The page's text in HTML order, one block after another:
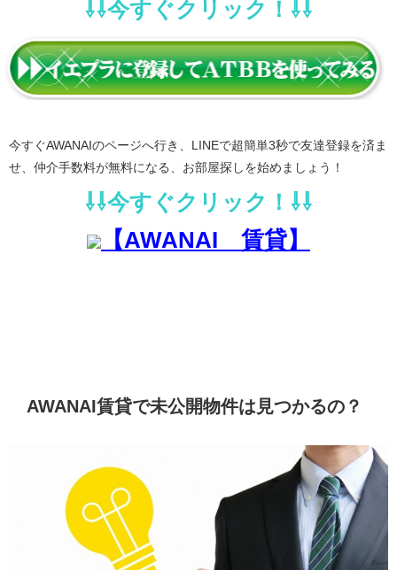
⇩⇩今すぐクリック！⇩⇩
今すぐAWANAIのページへ行き、LINEで超簡単3秒で友達登録を済ま
せ、仲介手数料が無料になる、お部屋探しを始めましょう！
⇩⇩今すぐクリック！⇩⇩
【AWANAI 賃貸】
AWANAI賃貸で未公開物件は見つかるの？